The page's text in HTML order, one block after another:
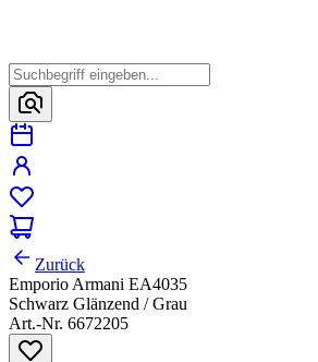
Zurück
Emporio Armani EA4035
Schwarz Glänzend / Grau
Art.-Nr. 6672205